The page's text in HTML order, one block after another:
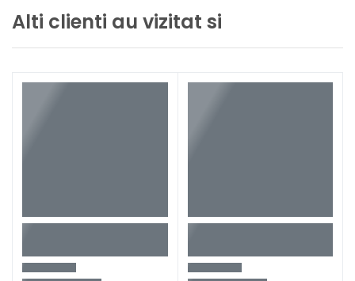
Alti clienti au vizitat si